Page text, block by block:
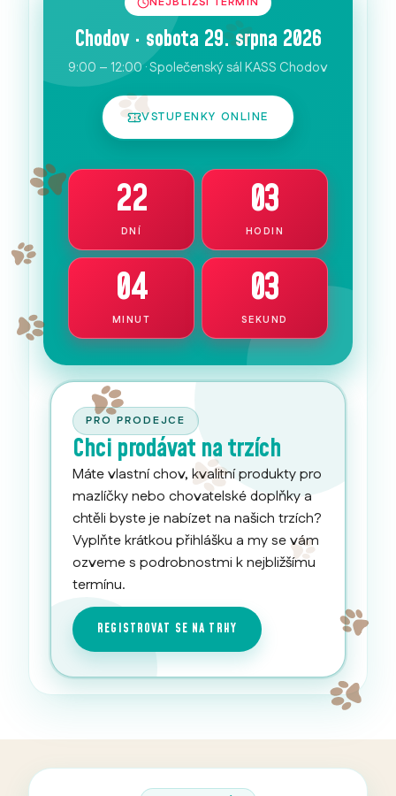
Chodov · sobota 29. srpna 2026
9:00 – 12:00 · Společenský sál KASS Chodov
VSTUPENKY ONLINE
22
DNÍ
03
HODIN
04
MINUT
02
SEKUND
PRO PRODEJCE
Chci prodávat na trzích
Máte vlastní chov, kvalitní produkty pro
mazlíčky nebo chovatelské doplňky a
chtěli byste je nabízet na našich trzích?
Vyplňte krátkou přihlášku a my se vám
ozveme s podrobnostmi k nejbližšímu
termínu.
REGISTROVAT SE NA TRHY